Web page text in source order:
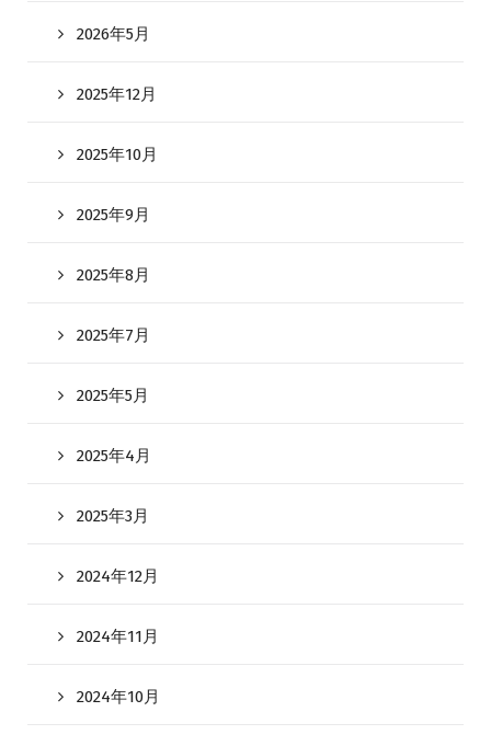
2026年5月
2025年12月
2025年10月
2025年9月
2025年8月
2025年7月
2025年5月
2025年4月
2025年3月
2024年12月
2024年11月
2024年10月